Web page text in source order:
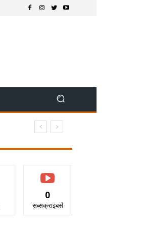
0
सब्सक्राइबर्स